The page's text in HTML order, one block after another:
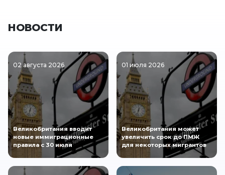
НОВОСТИ
02 августа 2026
Великобритания вводит
новые иммиграционные
правила с 30 июля
01 июля 2026
Великобритания может
увеличить срок до ПМЖ
для некоторых мигрантов